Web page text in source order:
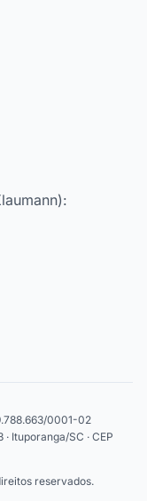
0001-02
Ituporanga/SC · CEP
reservados.